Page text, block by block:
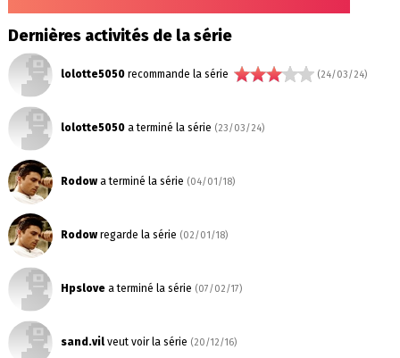
Dernières activités de la série
lolotte5050recommande la série (24/03/24)
lolotte5050a terminé la série (23/03/24)
Rodowa terminé la série (04/01/18)
Rodowregarde la série (02/01/18)
Hpslovea terminé la série (07/02/17)
sand.vilveut voir la série (20/12/16)